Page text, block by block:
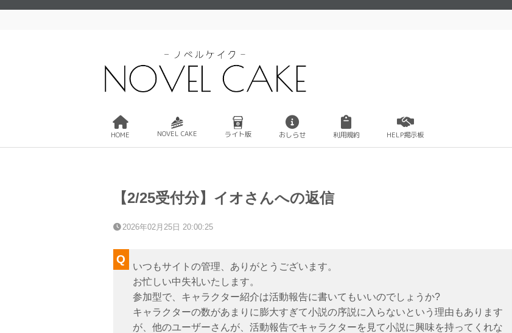
HOME NOVEL CAKE ライト版 おしらせ 利用規約 HELP掲示板
【2/25受付分】イオさんへの返信
2026年02月25日 20:00:25
いつもサイトの管理、ありがとうございます。
お忙しい中失礼いたします。
参加型で、キャラクター紹介は活動報告に書いてもいいのでしょうか?
キャラクターの数があまりに膨大すぎて小説の序説に入らないという理由もあります
が、他のユーザーさんが、活動報告でキャラクターを見て小説に興味を持ってくれな